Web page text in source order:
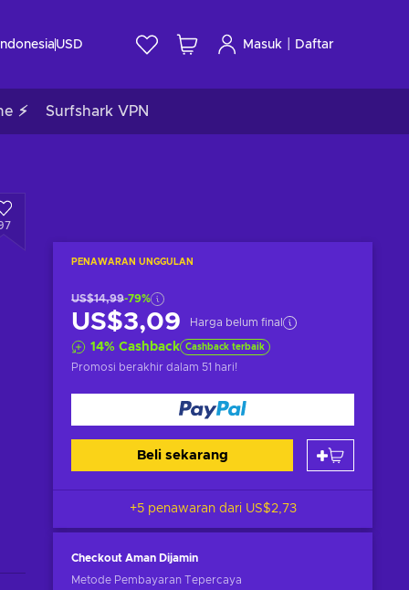
USD Masuk Daftar
⚡ Surfshark VPN
PENAWARAN UNGGULAN
US$14,99-79%
US$3,09 Harga belum final
14% Cashback Cashback terbaik
Promosi berakhir dalam 51 hari!
Beli sekarang
+5 penawaran dari US$2,73
Checkout Aman Dijamin
Metode Pembayaran Tepercaya